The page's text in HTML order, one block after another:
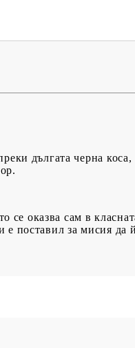
дългата черна коса,
се оказва сам в
е поставил за мисия да й